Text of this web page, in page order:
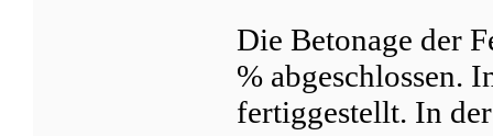
Die Betonage der
% abgeschlossen.
fertiggestellt. In